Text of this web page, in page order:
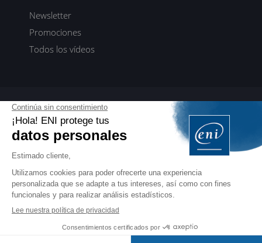
Newsletter
Promociones
Todos los vídeos
ENI elearning
E-formaciones en 5 idiomas
Manuales para profesionales de la formación
EDITIONS ENI